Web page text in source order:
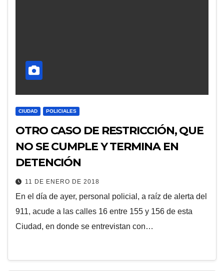
CIUDAD POLICIALES
OTRO CASO DE RESTRICCIÓN, QUE
NO SE CUMPLE Y TERMINA EN
DETENCIÓN
11 DE ENERO DE 2018
En el día de ayer, personal policial, a raíz de alerta del
911, acude a las calles 16 entre 155 y 156 de esta
Ciudad, en donde se entrevistan con…